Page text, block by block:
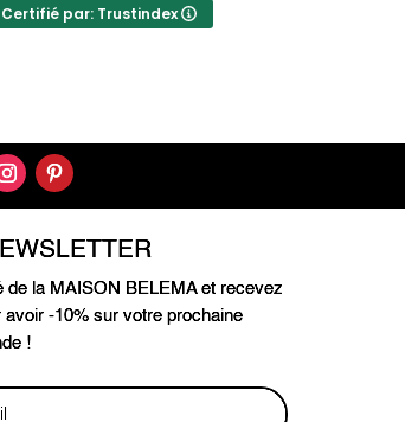
Certifié par: Trustindex
de la MAISON BELEMA et recevez
-10% sur votre prochaine
!